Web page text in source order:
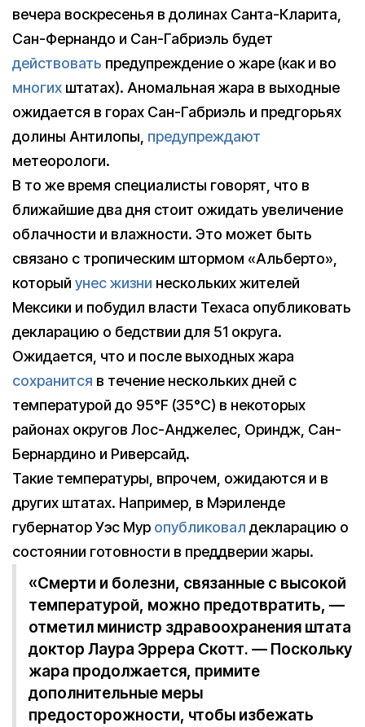
вечера воскресенья в долинах Санта-Кларита,
Сан-Фернандо и Сан-Габриэль будет
действовать предупреждение о жаре (как и во
многих штатах). Аномальная жара в выходные
ожидается в горах Сан-Габриэль и предгорьях
долины Антилопы, предупреждают
метеорологи.
В то же время специалисты говорят, что в
ближайшие два дня стоит ожидать увеличение
облачности и влажности. Это может быть
связано с тропическим штормом «Альберто»,
который унес жизни нескольких жителей
Мексики и побудил власти Техаса опубликовать
декларацию о бедствии для 51 округа.
Ожидается, что и после выходных жара
сохранится в течение нескольких дней с
температурой до 95°F (35°С) в некоторых
районах округов Лос-Анджелес, Ориндж, Сан-
Бернардино и Риверсайд.
Такие температуры, впрочем, ожидаются и в
других штатах. Например, в Мэриленде
губернатор Уэс Мур опубликовал декларацию о
состоянии готовности в преддверии жары.
«Смерти и болезни, связанные с высокой
температурой, можно предотвратить, —
отметил министр здравоохранения штата
доктор Лаура Эррера Скотт. — Поскольку
жара продолжается, примите
дополнительные меры
предосторожности, чтобы избежать